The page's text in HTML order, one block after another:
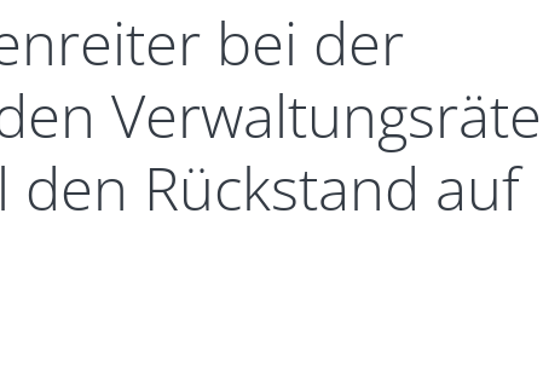
bei der
Rückstand auf